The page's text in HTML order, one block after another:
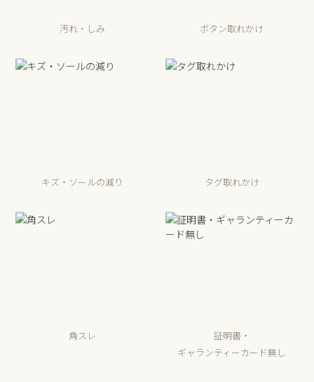
汚れ・しみ ボタン取れかけ
キズ・ソールの減り タグ取れかけ
角スレ
証明書・
ギャランティーカード無し